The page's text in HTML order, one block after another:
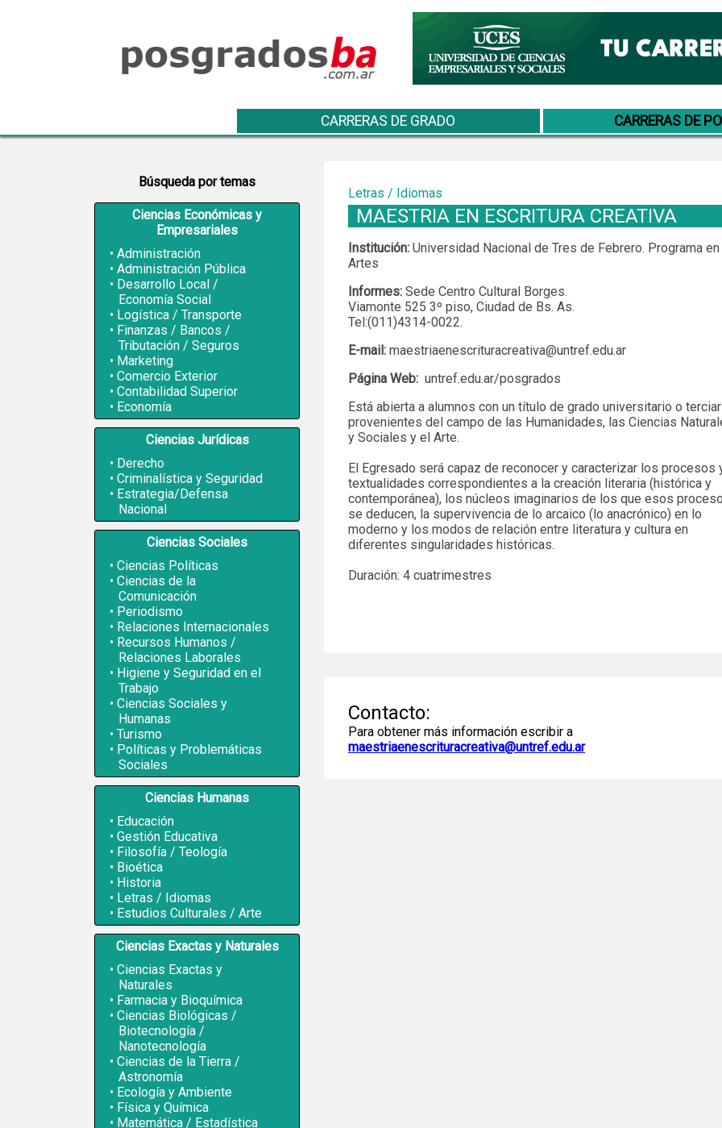
CARRERAS DE GRADO CARRERAS DE
Búsqueda por temas
Ciencias Económicas y
Empresariales
Administración
Administración Pública
Desarrollo Local /
Economía Social
Logística / Transporte
Finanzas / Bancos /
Tributación / Seguros
Marketing
Comercio Exterior
Contabilidad Superior
Economía
Ciencias Jurídicas
Derecho
Criminalística y Seguridad
Estrategia/Defensa
Nacional
Ciencias Sociales
Ciencias Políticas
Ciencias de la
Comunicación
Periodismo
Relaciones Internacionales
Recursos Humanos /
Relaciones Laborales
Higiene y Seguridad en el
Trabajo
Ciencias Sociales y
Humanas
Turismo
Políticas y Problemáticas
Sociales
Ciencias Humanas
Educación
Gestión Educativa
Filosofía / Teología
Bioética
Historia
Letras / Idiomas
Estudios Culturales / Arte
Ciencias Exactas y Naturales
Ciencias Exactas y
Naturales
Farmacia y Bioquímica
Ciencias Biológicas /
Biotecnología /
Nanotecnología
Ciencias de la Tierra /
Astronomía
Ecología y Ambiente
Física y Química
Matemática / Estadística
Letras / Idiomas
MAESTRIA EN ESCRITURA CREATIVA
Institución: Universidad Nacional de Tres de Febrero. Programa en
Artes
Informes: Sede Centro Cultural Borges.
Viamonte 525 3º piso, Ciudad de Bs. As.
Tel:(011)4314-0022.
E-mail: maestriaenescrituracreativa@untref.edu.ar
Página Web: untref.edu.ar/posgrados
Está abierta a alumnos con un título de grado universitario o
provenientes del campo de las Humanidades, las Ciencias
y Sociales y el Arte.
El Egresado será capaz de reconocer y caracterizar los procesos
textualidades correspondientes a la creación literaria (histórica y
contemporánea), los núcleos imaginarios de los que esos
se deducen, la supervivencia de lo arcaico (lo anacrónico) en lo
moderno y los modos de relación entre literatura y cultura en
diferentes singularidades históricas.
Duración: 4 cuatrimestres
Contacto:
Para obtener más información escribir a
maestriaenescrituracreativa@untref.edu.ar